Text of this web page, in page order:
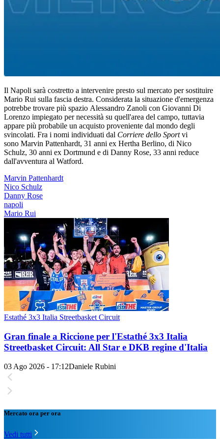
Il Napoli sarà costretto a intervenire presto sul mercato per sostituire
Mario Rui sulla fascia destra. Considerata la situazione d'emergenza
potrebbe trovare più spazio Alessandro Zanoli con Giovanni Di
Lorenzo impiegato per necessità su quell'area del campo, tuttavia
appare più probabile un acquisto proveniente dal mondo degli
svincolati. Fra i nomi individuati dal Corriere dello Sportvi
sono Marvin Pattenhardt, 31 anni ex Hertha Berlino, di Nico
Schulz, 30 anni ex Dortmund e di Danny Rose, 33 anni reduce
dall'avventura al Watford.
Marvin Pattenhardt
Nico Schulz
Danny Rose
napoli
Mario Rui
Estathé 3x3 Italia Streetbasket Circuit
Gran finale a Riccione per l'Estathé 3x3 Italia
Streetbasket Circuit: All Star e DKB regine d'Italia
03 Ago 2026 - 17:12Daniele Rubini
Mercato ora per ora
Vedi tutti